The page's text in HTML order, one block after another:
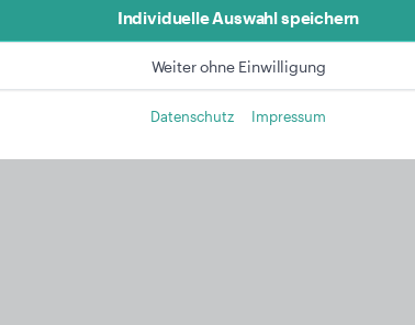
Hier findest du eine Liste unserer Werbepartner.
Mehr Informationen in unserer Datenschutzerklärung
Individuelle Auswahl speichern
Weiter ohne Einwilligung
Datenschutz Impressum